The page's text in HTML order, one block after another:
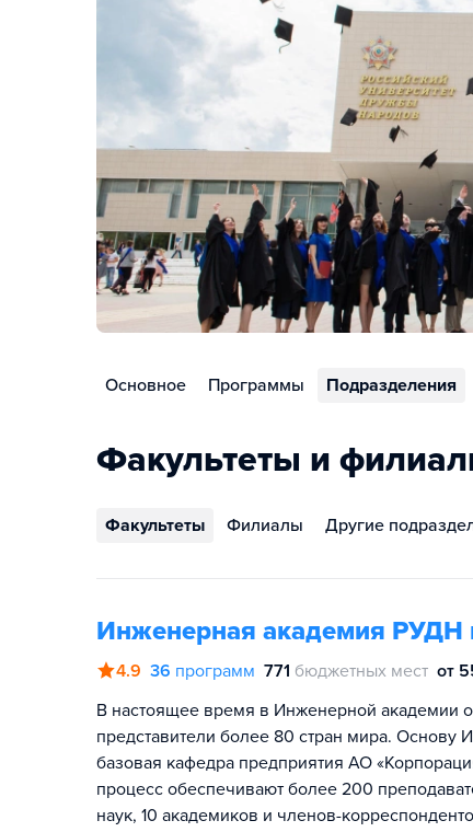
Основное Программы Подразделения
Факультеты и
Факультеты Филиалы Другие
Инженерная академия
4.9 36 программ 771 бюджетных мест от
В настоящее время в Инженерной академии
представители более 80 стран мира. Основу
базовая кафедра предприятия АО
процесс обеспечивают более 200
наук, 10 академиков и членов-